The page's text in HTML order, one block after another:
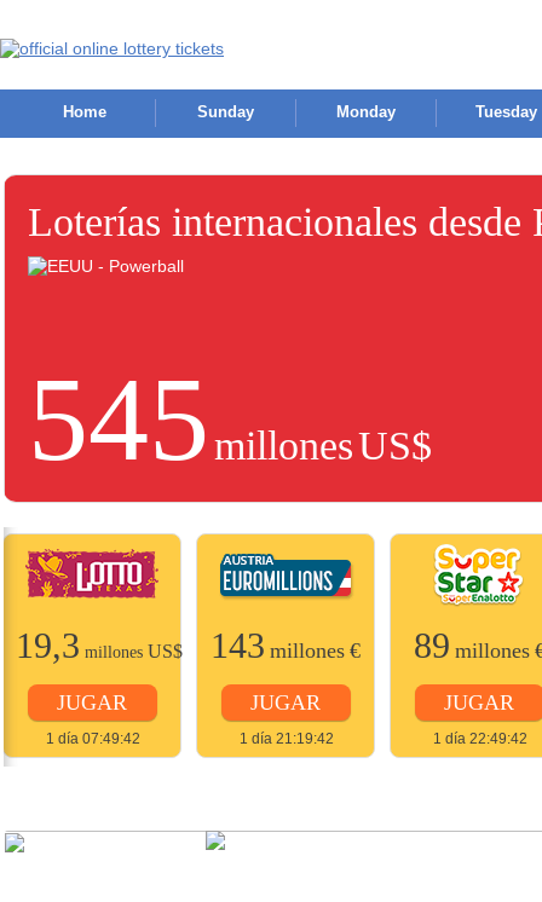
Home Sunday Monday Tuesday
Loterías internacionales desde
545 millonesUS$
19,3 millones US$
JUGAR
1 día 07:49:42
143 millones €
JUGAR
1 día 21:19:42
89 millones
JUGAR
1 día 22:49:42